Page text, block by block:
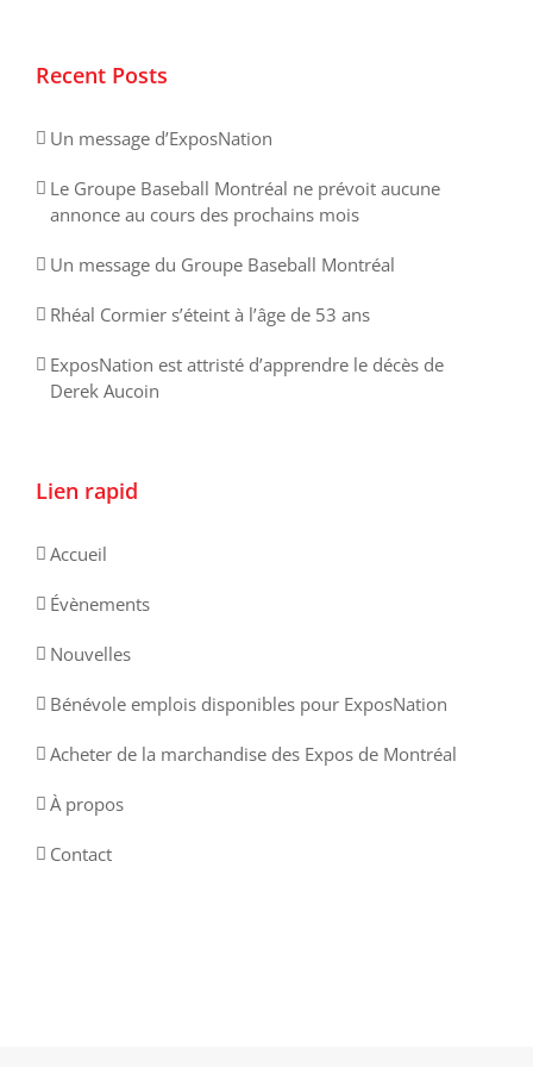
Recent Posts
Un message d’ExposNation
Le Groupe Baseball Montréal ne prévoit aucune
annonce au cours des prochains mois
Un message du Groupe Baseball Montréal
Rhéal Cormier s’éteint à l’âge de 53 ans
ExposNation est attristé d’apprendre le décès de
Derek Aucoin
Lien rapid
Accueil
Évènements
Nouvelles
Bénévole emplois disponibles pour ExposNation
Acheter de la marchandise des Expos de Montréal
À propos
Contact